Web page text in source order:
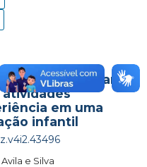
ferramenta para
em uma
infantil
e Silva